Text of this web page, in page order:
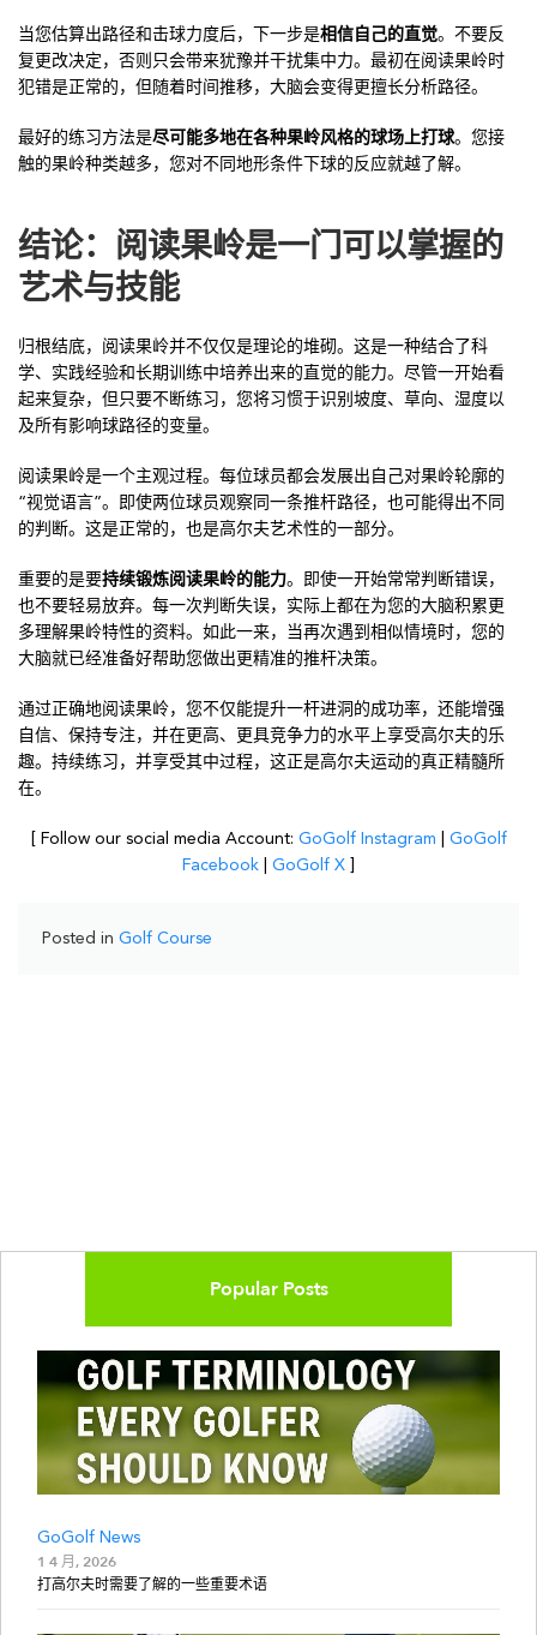
当您估算出路径和击球力度后，下一步是相信自己的直觉。不要反
复更改决定，否则只会带来犹豫并干扰集中力。最初在阅读果岭时
犯错是正常的，但随着时间推移，大脑会变得更擅长分析路径。
最好的练习方法是尽可能多地在各种果岭风格的球场上打球。您接
触的果岭种类越多，您对不同地形条件下球的反应就越了解。
结论：阅读果岭是一门可以掌握的
艺术与技能
归根结底，阅读果岭并不仅仅是理论的堆砌。这是一种结合了科
学、实践经验和长期训练中培养出来的直觉的能力。尽管一开始看
起来复杂，但只要不断练习，您将习惯于识别坡度、草向、湿度以
及所有影响球路径的变量。
阅读果岭是一个主观过程。每位球员都会发展出自己对果岭轮廓的
“视觉语言”。即使两位球员观察同一条推杆路径，也可能得出不同
的判断。这是正常的，也是高尔夫艺术性的一部分。
重要的是要持续锻炼阅读果岭的能力。即使一开始常常判断错误，
也不要轻易放弃。每一次判断失误，实际上都在为您的大脑积累更
多理解果岭特性的资料。如此一来，当再次遇到相似情境时，您的
大脑就已经准备好帮助您做出更精准的推杆决策。
通过正确地阅读果岭，您不仅能提升一杆进洞的成功率，还能增强
自信、保持专注，并在更高、更具竞争力的水平上享受高尔夫的乐
趣。持续练习，并享受其中过程，这正是高尔夫运动的真正精髓所
在。
[ Follow our social media Account: GoGolf Instagram
GoGolf
Facebook
GoGolf X
Posted in Golf Course
Popular Posts
GoGolf News
1 4 月, 2026
打高尔夫时需要了解的一些重要术语